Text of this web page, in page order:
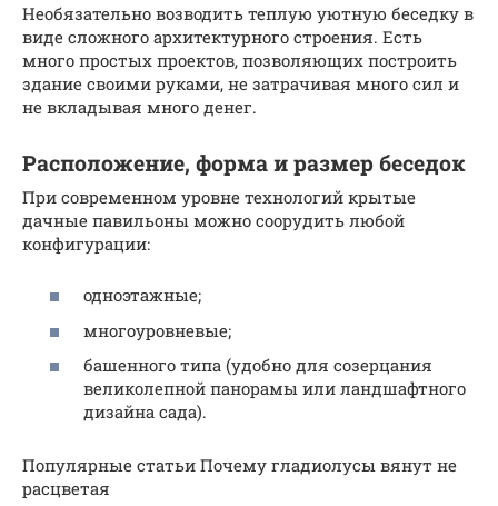
Необязательно возводить теплую уютную беседку в
виде сложного архитектурного строения. Есть
много простых проектов, позволяющих построить
здание своими руками, не затрачивая много сил и
не вкладывая много денег.
Расположение, форма и размер беседок
При современном уровне технологий крытые
дачные павильоны можно соорудить любой
конфигурации:
одноэтажные;
многоуровневые;
башенного типа (удобно для созерцания
великолепной панорамы или ландшафтного
дизайна сада).
Популярные статьи Почему гладиолусы вянут не
расцветая